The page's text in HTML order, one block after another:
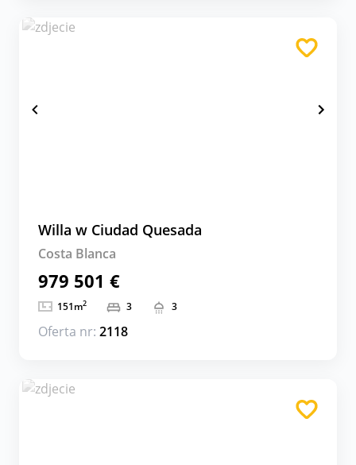
Willa w Ciudad Quesada
Costa Blanca
979 501 €
151m2 3 3
Oferta nr: 2118